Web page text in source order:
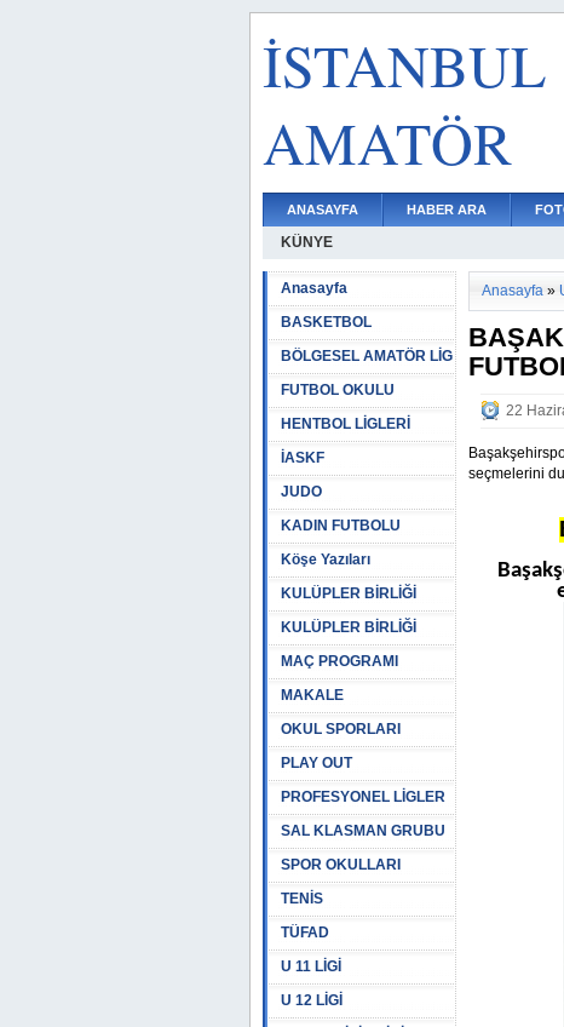
İSTANBUL
AMATÖR
ANASAYFA HABER ARA
KÜNYE
Anasayfa
BASKETBOL
BÖLGESEL AMATÖR LİG
FUTBOL OKULU
HENTBOL LİGLERİ
İASKF
JUDO
KADIN FUTBOLU
Köşe Yazıları
KULÜPLER BİRLİĞİ
KULÜPLER BİRLİĞİ
MAÇ PROGRAMI
MAKALE
OKUL SPORLARI
PLAY OUT
PROFESYONEL LİGLER
SAL KLASMAN GRUBU
SPOR OKULLARI
TENİS
TÜFAD
U 11 LİGİ
U 12 LİGİ
Anasayfa »
22
seçmelerini